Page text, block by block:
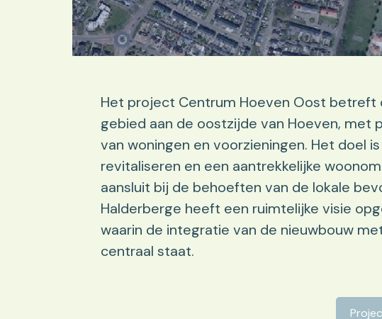
​Het project Centrum Hoeven Oost betreft
gebied aan de oostzijde van Hoeven, met
van woningen en voorzieningen. Het doel
revitaliseren en een aantrekkelijke
aansluit bij de behoeften van de lokale
Halderberge heeft een ruimtelijke visie
waarin de integratie van de nieuwbouw
centraal staat.